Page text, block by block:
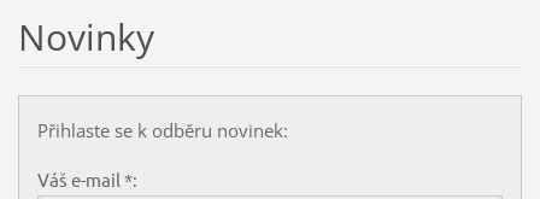
Novinky
Přihlaste se k odběru novinek:
Váš e-mail *: